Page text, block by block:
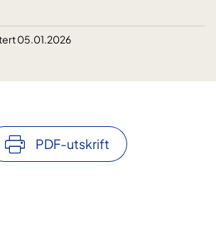
05.01.2026
PDF-utskrift